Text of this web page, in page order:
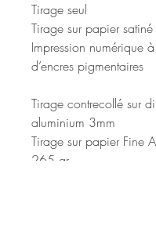
Tirage seul
Tirage sur papier
Impression numérique
d’encres pigmentaires
Tirage contrecollé sur
aluminium 3mm
Tirage sur papier Fine
265 gr